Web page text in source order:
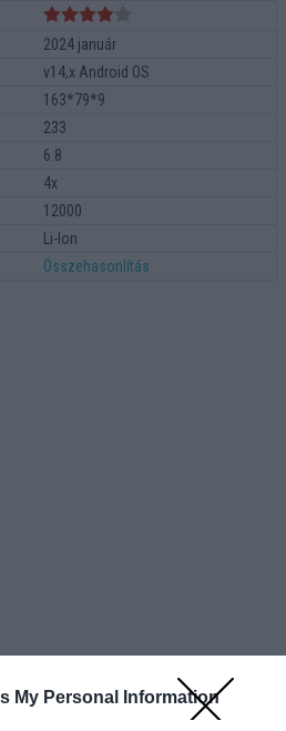
My Personal Information
2024 január
v14,x Android OS
163*79*9
233
6.8
4x
12000
Li-Ion
Összehasonlítás